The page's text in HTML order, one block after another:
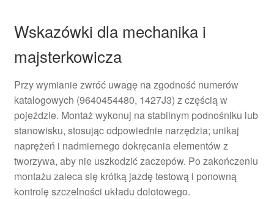
Wskazówki dla mechanika i
majsterkowicza
Przy wymianie zwróć uwagę na zgodność numerów
katalogowych (9640454480, 1427J3) z częścią w
pojeździe. Montaż wykonuj na stabilnym podnośniku lub
stanowisku, stosując odpowiednie narzędzia; unikaj
naprężeń i nadmiernego dokręcania elementów z
tworzywa, aby nie uszkodzić zaczepów. Po zakończeniu
montażu zaleca się krótką jazdę testową i ponowną
kontrolę szczelności układu dolotowego.